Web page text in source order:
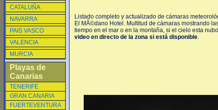
CATALUÑA
NAVARRA
PAIS VASCO
VALENCIA
MURCIA
Playas de
Canarias
TENERIFE
GRAN CANARIA
FUERTEVENTURA
Listado completo y actualizado de cámaras
El MÃ©dano Hotel. Multitud de cámaras mostrando
tiempo en el mar o en la montaña, si el cielo esta
video en directo de la zona si está disponible.